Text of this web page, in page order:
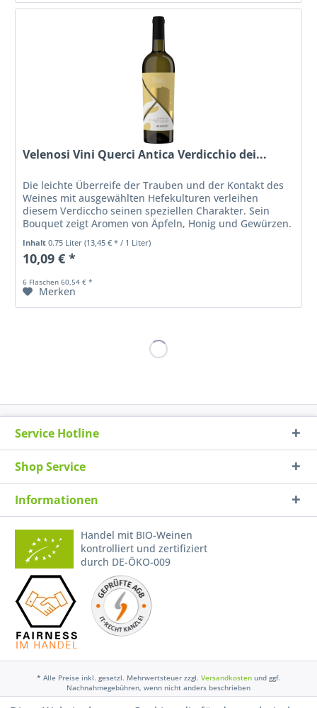
Velenosi Vini Querci Antica Verdicchio dei...
Die leichte Überreife der Trauben und der Kontakt des
Weines mit ausgewählten Hefekulturen verleihen
diesem Verdiccho seinen speziellen Charakter. Sein
Bouquet zeigt Aromen von Äpfeln, Honig und Gewürzen.
Am Gaumen angenehm vollmundig...
Inhalt0.75 Liter(13,45 € * / 1 Liter)
10,09 € *
6 Flaschen 60,54 € *
Merken
Service Hotline
Shop Service
Informationen
Handel mit BIO-Weinen
kontrolliert und zertifiziert
durch DE-ÖKO-009
* Alle Preise inkl. gesetzl. Mehrwertsteuer zzgl. Versandkosten und ggf.
Nachnahmegebühren, wenn nicht anders beschrieben